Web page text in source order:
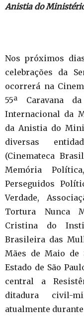
Anistia do
Nos próximos
celebrações da
ocorrerá na
55ª Caravana
Internacional da
da Anistia do
diversas
(Cinemateca
Memória
Perseguidos
Verdade,
Tortura Nunca
Cristina do
Brasileira das
Mães de Maio de
Estado de São
central a
ditadura civil-
atualmente